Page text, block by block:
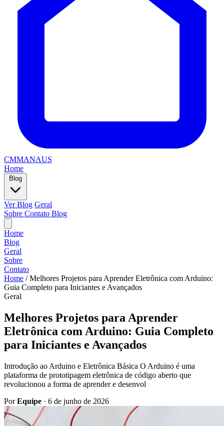
CMMANAUS
Home
Ver Blog Geral
Sobre Contato Blog
Home
Blog
Geral
Sobre
Contato
Home / Melhores Projetos para Aprender Eletrônica com Arduino:
Guia Completo para Iniciantes e Avançados
Geral
Melhores Projetos para Aprender
Eletrônica com Arduino: Guia Completo
para Iniciantes e Avançados
Introdução ao Arduino e Eletrônica Básica O Arduino é uma
plataforma de prototipagem eletrônica de código aberto que
revolucionou a forma de aprender e desenvol
PorEquipe · 6 de junho de 2026